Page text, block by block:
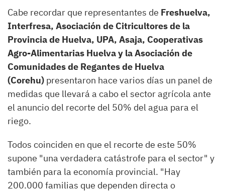
Cabe recordar que representantes de Freshuelva,
Interfresa, Asociación de Citricultores de la
Provincia de Huelva, UPA, Asaja, Cooperativas
Agro-Alimentarias Huelva y la Asociación de
Comunidades de Regantes de Huelva
(Corehu) presentaron hace varios días un panel de
medidas que llevará a cabo el sector agrícola ante
el anuncio del recorte del 50% del agua para el
riego.
Todos coinciden en que el recorte de este 50%
supone "una verdadera catástrofe para el sector" y
también para la economía provincial. "Hay
200.000 familias que dependen directa o